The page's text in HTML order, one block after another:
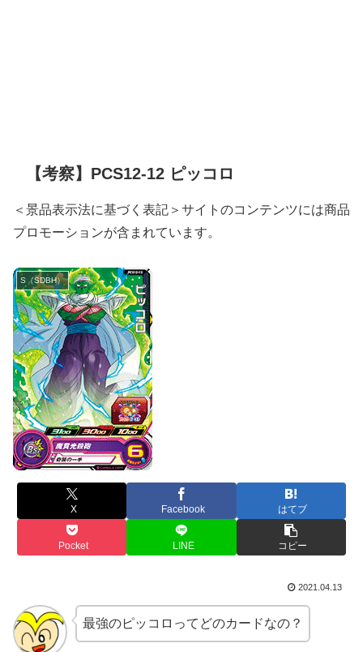
【考察】PCS12-12 ピッコロ
＜景品表示法に基づく表記＞サイトのコンテンツには商品
プロモーションが含まれています。
S（SDBH）
X Facebook はてブ
Pocket LINE コピー
2021.04.13
最強のピッコロってどのカードなの？